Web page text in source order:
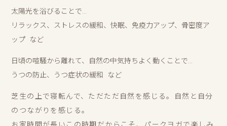
太陽光を浴びることで...
リラックス、ストレスの緩和、快眠、免疫力アップ、骨密度ア
ップ など
日頃の喧騒から離れて、自然の中気持ちよく動くことで...
うつの防止、うつ症状の緩和 など
芝生の上で寝転んで、ただただ自然を感じる。自然と自分
のつながりを感じる。